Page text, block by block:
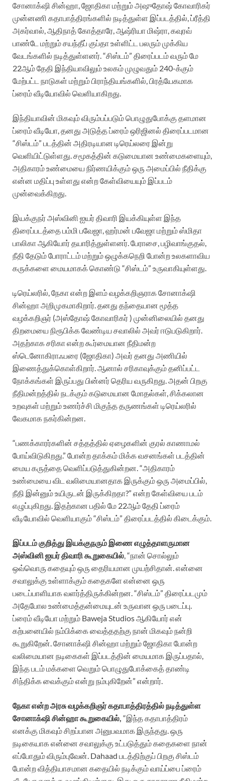
சோனாக்‌ஷி சின்ஹா, ஜோதிகா மற்றும் அஷுதோஷ் கோவாரிகர்
முன்னணி கதாபாத்திரங்களில் நடித்துள்ள இப்படத்தில், ப்ரீத்தி
அகர்வால், ஆதிநாத் கோத்தாரே, ஆஷ்ரியா மிஷ்ரா, கவுரவ்
பாண்டே மற்றும் சயந்தீப் குப்தா உள்ளிட்ட பலரும் முக்கிய
வேடங்களில் நடித்துள்ளனர். “சிஸ்டம்” திரைப்படம் வரும் மே
22ஆம் தேதி இந்தியாவிலும் உலகம் முழுவதும் 240-க்கும்
மேற்பட்ட நாடுகள் மற்றும் பிராந்தியங்களில், பிரத்யேகமாக
ப்ரைம் வீடியோவில் வெளியாகிறது.
இந்தியாவின் மிகவும் விரும்பப்படும் பொழுதுபோக்கு தளமான
ப்ரைம் வீடியோ, தனது அடுத்த ப்ரைம் ஒரிஜினல் திரைப்படமான
“சிஸ்டம்” படத்தின் அதிரடியான டிரெய்லரை இன்று
வெளியிட்டுள்ளது. சமூகத்தின் கடுமையான உண்மைகளையும்,
அதிகாரம் உண்மையை நிர்ணயிக்கும் ஒரு அமைப்பில் நீதிக்கு
என்ன மதிப்பு உள்ளது என்ற கேள்வியையும் இப்படம்
முன்வைக்கிறது.
இயக்குநர் அஸ்வினி ஐயர் திவாரி இயக்கியுள்ள இந்த
திரைப்படத்தை பம்மி பவேஜா, ஹர்மன் பவேஜா மற்றும் ஸ்மிதா
பாலிகா ஆகியோர் தயாரித்துள்ளனர். பேராசை, பழிவாங்குதல்,
நீதி தேடும் போராட்டம் மற்றும் ஒழுக்கநெறி போன்ற உலகளாவிய
கருக்களை மையமாகக் கொண்டு “சிஸ்டம்” உருவாகியுள்ளது.
டிரெய்லரில், நேகா என்ற இளம் வழக்கறிஞராக சோனாக்‌ஷி
சின்ஹா அறிமுகமாகிறார். தனது தந்தையான மூத்த
வழக்கறிஞர் (அஸ்தோஷ் கோவாரிகர் ) முன்னிலையில் தனது
திறமையை நிரூபிக்க வேண்டிய சவாலில் அவர் ஈடுபடுகிறார்.
அதற்காக சரிகா என்ற கூர்மையான நீதிமன்ற
ஸ்டெனோகிராஃபரை (ஜோதிகா) அவர் தனது அணியில்
இணைத்துக்கொள்கிறார். ஆனால் சரிகாவுக்கும் தனிப்பட்ட
நோக்கங்கள் இருப்பது பின்னர் தெரிய வருகிறது. அதன் பிறகு
நீதிமன்றத்தில் நடக்கும் கடுமையான மோதல்கள், சிக்கலான
உறவுகள் மற்றும் உணர்ச்சி மிகுந்த தருணங்கள் டிரெய்லரில்
வேகமாக நகர்கின்றன.
“பணக்காரர்களின் சத்தத்தில் ஏழைகளின் குரல் காணாமல்
போய்விடுகிறது.” போன்ற தாக்கம் மிக்க வசனங்கள் படத்தின்
மைய கருத்தை வெளிப்படுத்துகின்றன. “அதிகாரம்
உண்மையை விட வலிமையானதாக இருக்கும் ஒரு அமைப்பில்,
நீதி இன்னும் உயிருடன் இருக்கிறதா?” என்ற கேள்வியை படம்
எழுப்புகிறது. இதற்கான பதில் மே 22ஆம் தேதி ப்ரைம்
வீடியோவில் வெளியாகும் “சிஸ்டம்” திரைப்படத்தில் கிடைக்கும்.
இப்படம் குறித்து இயக்குநரும் இணை எழுத்தாளருமான
அஸ்வினி ஐயர் திவாரி கூறுகையில், “நான் சொல்லும்
ஒவ்வொரு கதையும் ஒரு தைரியமான முயற்சிதான். என்னை
சவாலுக்கு உள்ளாக்கும் கதைகளே என்னை ஒரு
படைப்பாளியாக வளர்த்திருக்கின்றன. “சிஸ்டம்” திரைப்படமும்
அதேபோல உண்மைத்தன்மையுடன் உருவான ஒரு படைப்பு.
ப்ரைம் வீடியோ மற்றும் Baweja Studios ஆகியோர் என்
கற்பனையில் நம்பிக்கை வைத்ததற்கு நான் மிகவும் நன்றி
கூறுகிறேன். சோனாக்‌ஷி சின்ஹா மற்றும் ஜோதிகா போன்ற
வலிமையான நடிகைகள் இப்படத்தின் மையமாக இருப்பதால்,
இந்த படம் மக்களை வெறும் பொழுதுபோக்கைத் தாண்டி
சிந்திக்க வைக்கும் என்று நம்புகிறேன்” என்றார்.
நேகா என்ற அரசு வழக்கறிஞர் கதாபாத்திரத்தில் நடித்துள்ள
சோனாக்‌ஷி சின்ஹா கூறுகையில், “இந்த கதாபாத்திரம்
எனக்கு மிகவும் சிறப்பான அனுபவமாக இருந்தது. ஒரு
நடிகையாக என்னை சவாலுக்கு உட்படுத்தும் கதைகளை நான்
எப்போதும் விரும்புவேன். Dahaad படத்திற்குப் பிறகு சிஸ்டம்
போன்ற வித்தியாசமான கதையில் நடிக்கும் வாய்ப்பை ப்ரைம்